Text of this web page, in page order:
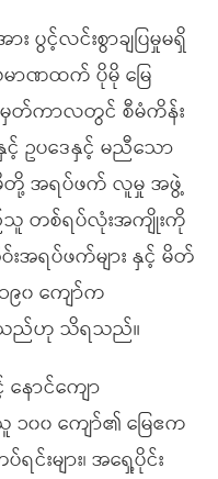
း ပွင့်လင်းစွာချပြမှုမရှိ
ာဏထက် ပိုမို မြေ
တ်မှတ်ကာလတွင် စီမံကိန်း
ဥပဒေနှင့် မညီသော
ါ် မိမိတို့ အရပ်ဖက် လူမှု အဖွဲ့
ည်သူ တစ်ရပ်လုံးအကျိုးကို
အရပ်ဖက်များ နှင့် မိတ်
၀ ကျော်က
စ်သည်ဟု သိရသည်။
ောင်ကျော
၀၀ ကျော်၏ မြေဧက
င်းများ၊ အရှေ့ပိုင်း